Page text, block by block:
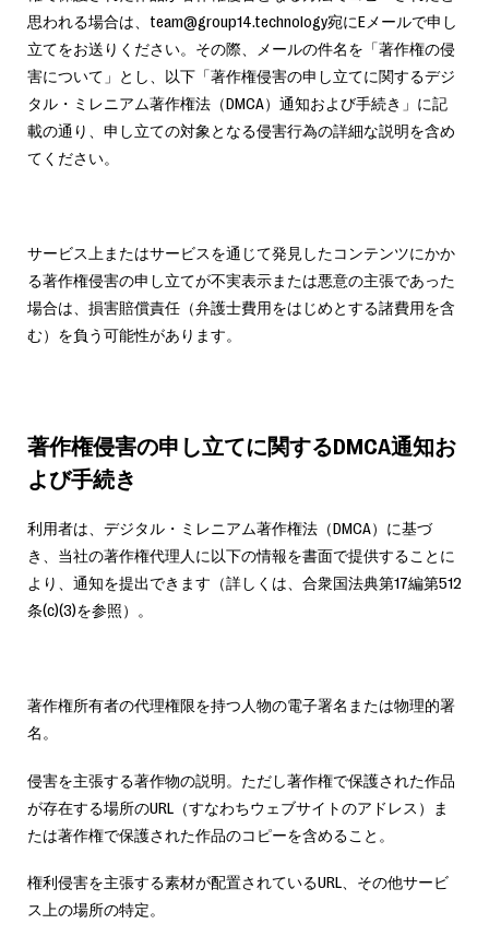
思われる場合は、team@group14.technology宛にEメールで申し
立てをお送りください。その際、メールの件名を「著作権の侵
害について」とし、以下「著作権侵害の申し立てに関するデジ
タル・ミレニアム著作権法（DMCA）通知および手続き」に記
載の通り、申し立ての対象となる侵害行為の詳細な説明を含め
てください。
サービス上またはサービスを通じて発見したコンテンツにかか
る著作権侵害の申し立てが不実表示または悪意の主張であった
場合は、損害賠償責任（弁護士費用をはじめとする諸費用を含
む）を負う可能性があります。
著作権侵害の申し立てに関するDMCA通知お
よび手続き
利用者は、デジタル・ミレニアム著作権法（DMCA）に基づ
き、当社の著作権代理人に以下の情報を書面で提供することに
より、通知を提出できます（詳しくは、合衆国法典第17編第512
条(c)(3)を参照）。
著作権所有者の代理権限を持つ人物の電子署名または物理的署
名。
侵害を主張する著作物の説明。ただし著作権で保護された作品
が存在する場所のURL（すなわちウェブサイトのアドレス）ま
たは著作権で保護された作品のコピーを含めること。
権利侵害を主張する素材が配置されているURL、その他サービ
ス上の場所の特定。